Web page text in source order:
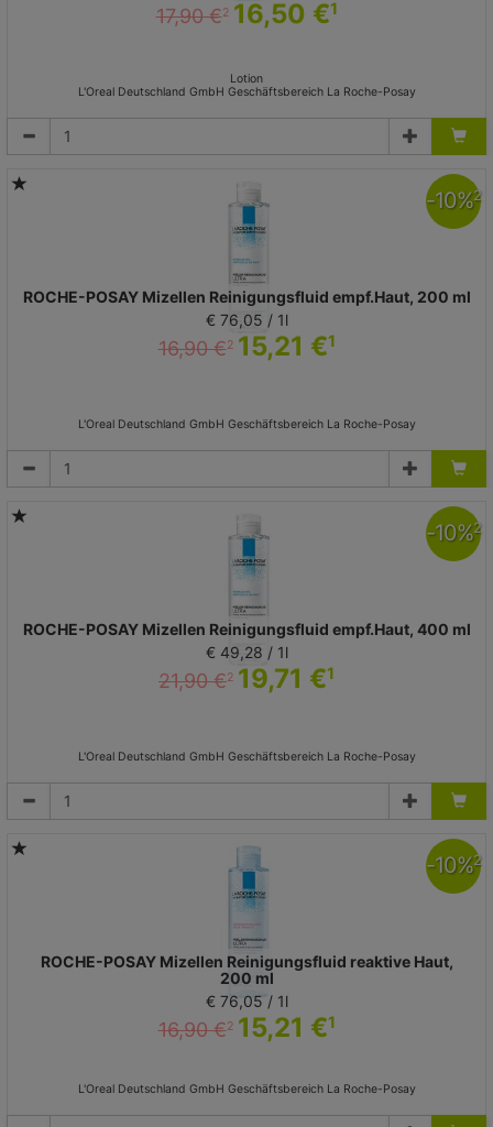
17,90 €2 16,50 €1
Lotion
L'Oreal Deutschland GmbH Geschäftsbereich La Roche-Posay
ROCHE-POSAY Mizellen Reinigungsfluid empf.Haut, 200 ml
€ 76,05 / 1l
16,90 €2 15,21 €1
L'Oreal Deutschland GmbH Geschäftsbereich La Roche-Posay
-10%2
ROCHE-POSAY Mizellen Reinigungsfluid empf.Haut, 400 ml
€ 49,28 / 1l
21,90 €2 19,71 €1
L'Oreal Deutschland GmbH Geschäftsbereich La Roche-Posay
-10%2
ROCHE-POSAY Mizellen Reinigungsfluid reaktive Haut,
200 ml
€ 76,05 / 1l
16,90 €2 15,21 €1
L'Oreal Deutschland GmbH Geschäftsbereich La Roche-Posay
-10%2